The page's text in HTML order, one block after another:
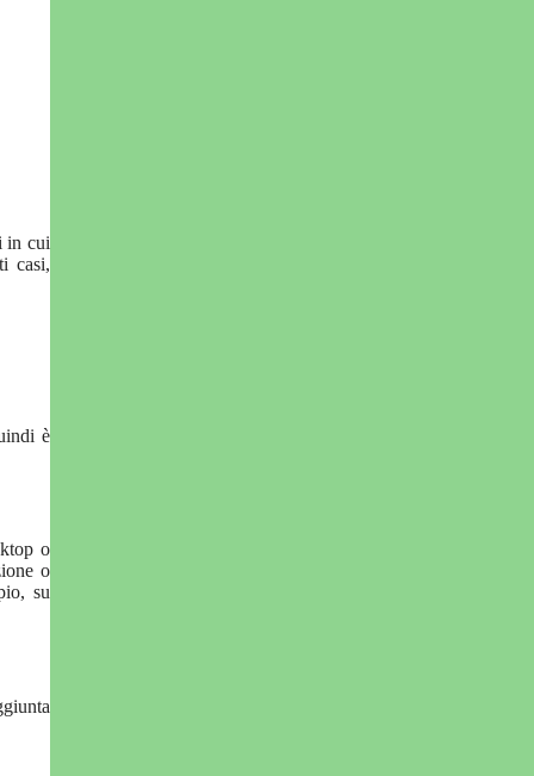
in cui
casi,
è
o
o
su